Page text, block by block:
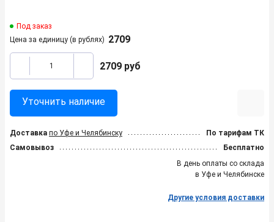
Под заказ
Цена за единицу (в рублях) 2709
2709 руб
Уточнить наличие
Доставка по Уфе и Челябинску
По тарифам ТК
Самовывоз
Бесплатно
В день оплаты со склада
в Уфе и Челябинске
Другие условия доставки